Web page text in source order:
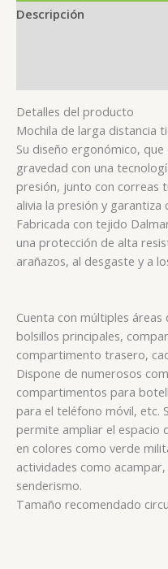
Descripción
Detalles del producto
Mochila de larga distancia
Su diseño ergonómico,
gravedad con una
presión, junto con correas
alivia la presión y
Fabricada con tejido
una protección de alta
arañazos, al desgaste y a
Cuenta con múltiples áreas
bolsillos principales,
compartimento trasero,
Dispone de numerosos
compartimentos para
para el teléfono móvil, etc.
permite ampliar el espacio
en colores como verde
actividades como
senderismo.
Tamaño recomendado